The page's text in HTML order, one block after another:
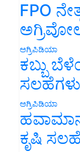
FPO
ಅಗ್ರಿಪಿಡಿಯಾ
ಕಬ್ಬು
ಸಲಹೆಗಳು
ಅಗ್ರಿಪಿಡಿಯಾ
ಕೃಷಿ